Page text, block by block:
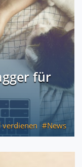
für
verdienen
News